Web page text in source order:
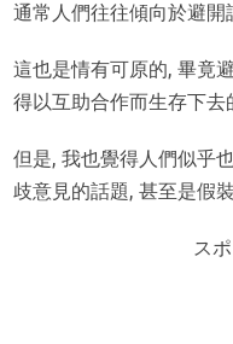
通常人們往往傾向於避開
這也是情有可原的, 畢竟
得以互助合作而生存下去
但是, 我也覺得人們似乎
歧意見的話題, 甚至是假
ス